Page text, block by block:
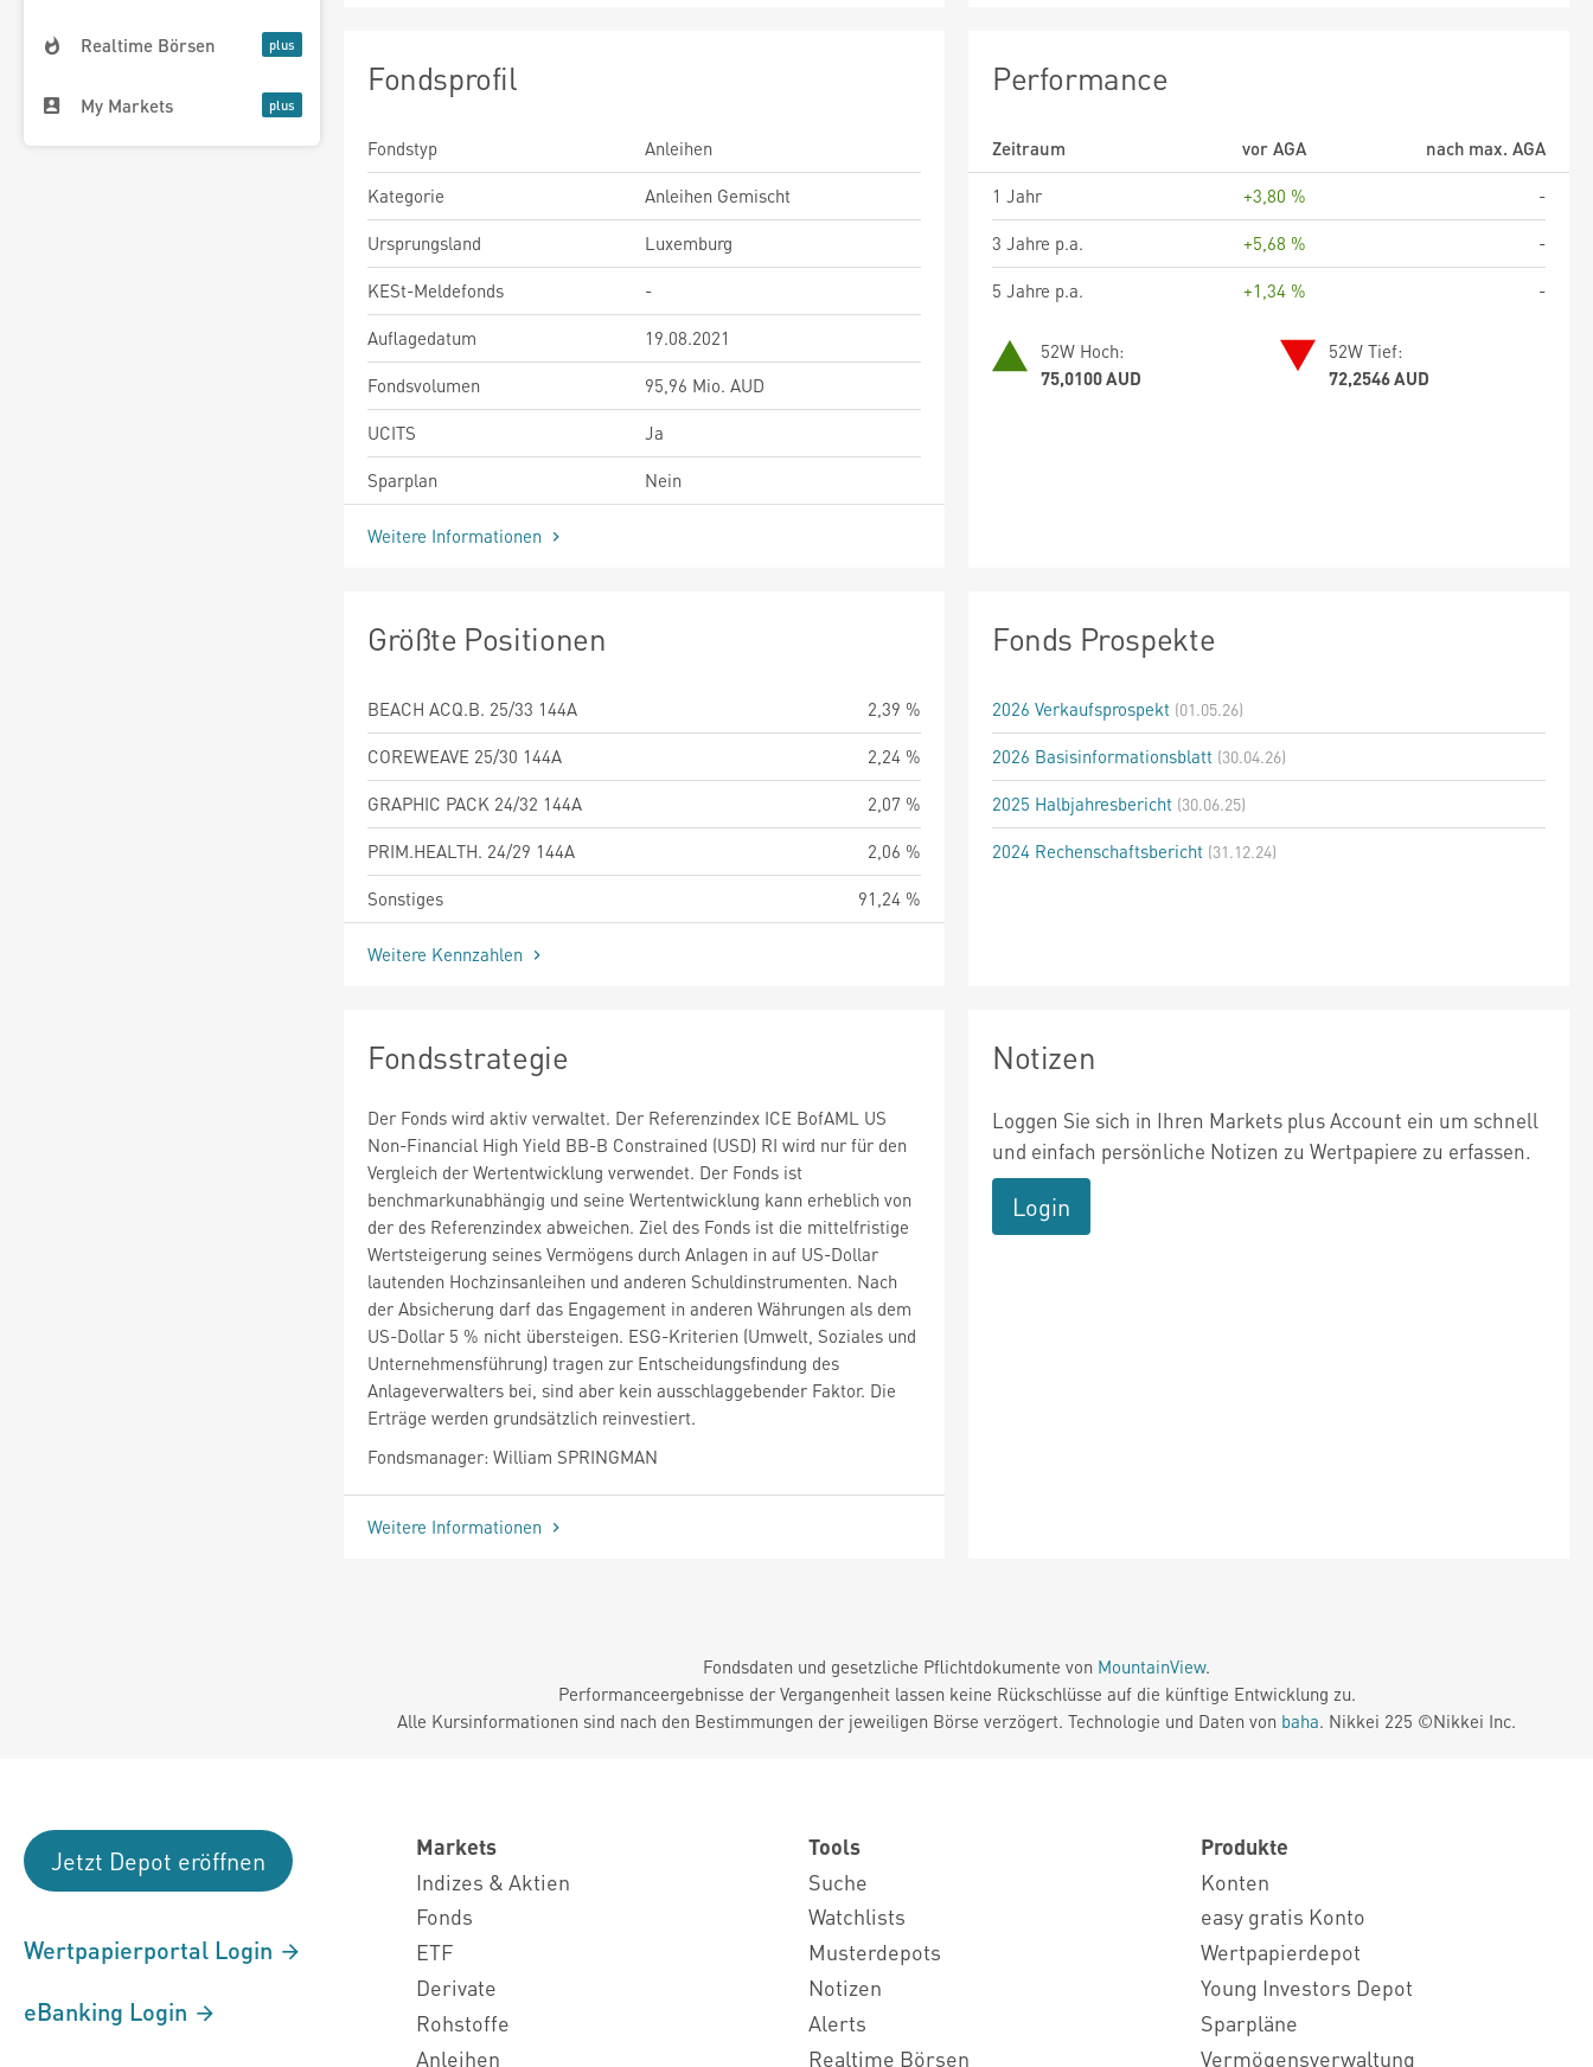
Realtime Börsen
My Markets
Fondsprofil
Fondstyp
Anleihen
Kategorie
Anleihen Gemischt
Ursprungsland
Luxemburg
KESt-Meldefonds
-
Auflagedatum
19.08.2021
Fondsvolumen
95,96 Mio. AUD
UCITS
Ja
Sparplan
Nein
Weitere Informationen
Performance
Zeitraum vor AGA
nach max. AGA
1 Jahr
+3,80 %
-
3 Jahre p.a.
+5,68 %
-
5 Jahre p.a.
+1,34 % -
52W Hoch:
75,0100 AUD
52W Tief:
72,2546 AUD
Größte Positionen
BEACH ACQ.B. 25/33 144A
2,39 %
COREWEAVE 25/30 144A
2,24 %
GRAPHIC PACK 24/32 144A
2,07 %
PRIM.HEALTH. 24/29 144A
2,06 %
Sonstiges
91,24 %
Weitere Kennzahlen
Fonds Prospekte
2026 Verkaufsprospekt (01.05.26)
2026 Basisinformationsblatt (30.04.26)
2025 Halbjahresbericht (30.06.25)
2024 Rechenschaftsbericht (31.12.24)
Fondsstrategie
Der Fonds wird aktiv verwaltet. Der Referenzindex ICE BofAML US
Non-Financial High Yield BB-B Constrained (USD) RI wird nur für den
Vergleich der Wertentwicklung verwendet. Der Fonds ist
benchmarkunabhängig und seine Wertentwicklung kann erheblich von
der des Referenzindex abweichen. Ziel des Fonds ist die mittelfristige
Wertsteigerung seines Vermögens durch Anlagen in auf US-Dollar
lautenden Hochzinsanleihen und anderen Schuldinstrumenten. Nach
der Absicherung darf das Engagement in anderen Währungen als dem
US-Dollar 5 % nicht übersteigen. ESG-Kriterien (Umwelt, Soziales und
Unternehmensführung) tragen zur Entscheidungsfindung des
Anlageverwalters bei, sind aber kein ausschlaggebender Faktor. Die
Erträge werden grundsätzlich reinvestiert.
Fondsmanager: William SPRINGMAN
Weitere Informationen
Notizen
Loggen Sie sich in Ihren Markets plus Account ein um schnell
und einfach persönliche Notizen zu Wertpapiere zu erfassen.
Login
Fondsdaten und gesetzliche Pflichtdokumente von MountainView.
Performanceergebnisse der Vergangenheit lassen keine Rückschlüsse auf die künftige Entwicklung zu.
Alle Kursinformationen sind nach den Bestimmungen der jeweiligen Börse verzögert. Technologie und Daten von baha. Nikkei 225 ©Nikkei Inc.
Jetzt Depot eröffnen
Wertpapierportal Login
eBanking Login
Markets
Indizes & Aktien
Fonds
ETF
Derivate
Rohstoffe
Anleihen
Tools
Suche
Watchlists
Musterdepots
Notizen
Alerts
Realtime Börsen
Produkte
Konten
easy gratis Konto
Wertpapierdepot
Young Investors Depot
Sparpläne
Vermögensverwaltung